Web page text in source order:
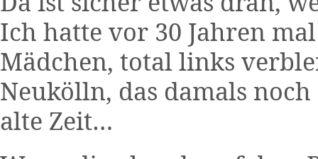
Ich hatte vor 30 Jahren
Mädchen, total links
Neukölln, das damals
alte Zeit…